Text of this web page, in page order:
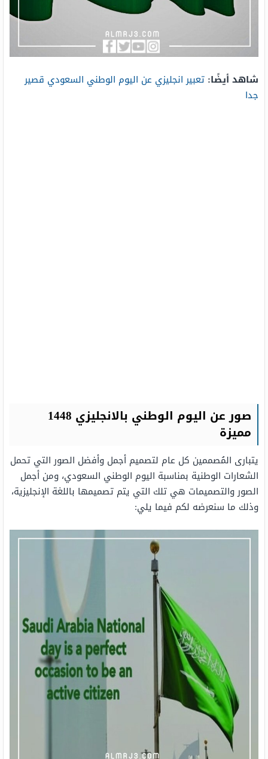
شاهد أيضًا: تعبير انجليزي عن اليوم الوطني السعودي قصير
جدا
صور عن اليوم الوطني بالانجليزي 1448
مميزة
يتبارى المُصممين كل عام لتصميم أجمل وأفضل الصور التي تحمل
الشعارات الوطنية بمناسبة اليوم الوطني السعودي، ومن أجمل
الصور والتصميمات هي تلك التي يتم تصميمها باللغة الإنجليزية،
وذلك ما سنعرضه لكم فيما يلي: